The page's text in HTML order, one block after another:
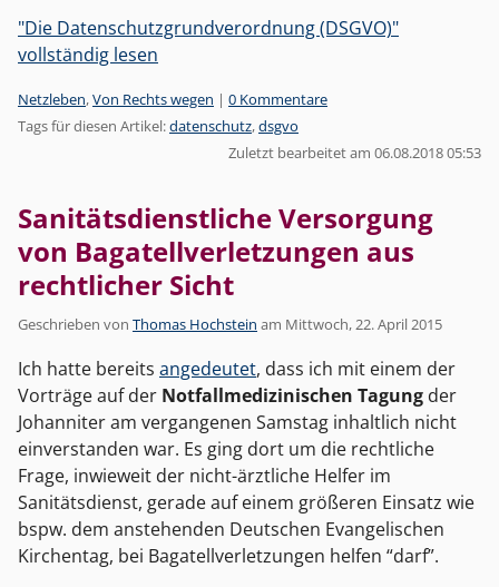
"Die Datenschutzgrundverordnung (DSGVO)"
vollständig lesen
Kategorien:
Netzleben,Von Rechts wegen | 0 Kommentare
Tags für diesen Artikel:datenschutz,dsgvo
Zuletzt bearbeitet am 06.08.2018 05:53
Sanitätsdienstliche Versorgung
von Bagatellverletzungen aus
rechtlicher Sicht
Geschrieben von Thomas Hochstein am Mittwoch, 22. April 2015
Ich hatte bereits angedeutet, dass ich mit einem der
Vorträge auf der Notfallmedizinischen Tagung der
Johanniter am vergangenen Samstag inhaltlich nicht
einverstanden war. Es ging dort um die rechtliche
Frage, inwieweit der nicht-ärztliche Helfer im
Sanitätsdienst, gerade auf einem größeren Einsatz wie
bspw. dem anstehenden Deutschen Evangelischen
Kirchentag, bei Bagatellverletzungen helfen “darf”.